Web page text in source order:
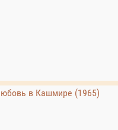
в Кашмире (1965)